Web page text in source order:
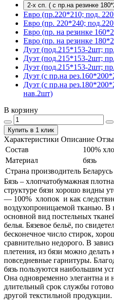
2-х сп. ( с пр.на резинке
Евро (пр.220*210; под.
Евро (пр. 220*240;
Евро (пр. на резинке
Евро (пр. на резинке
Дуэт (под.215*153-2шт;
Дуэт (под.215*153-2шт;
Дуэт (под.215*153-2шт;
Дуэт (с пр.на
Дуэт (с пр.на
нав.2шт)
В корзину
Купить в 1 клик
Характеристики Описание
Состав
100%
Материал
бязь
Страна производитель Беларусь
Бязь – хлопчатобумажная
структуре бязи хорошо видны
― 100% хлопок и как
воздухопроницаемой тканью. В
основной вид постельных
белья. Бязевое бельё, по
бесконечное число стирок,
сравнительно недорого. В
плетения, из бязи можно делать
повседневные гарнитуры.
бязь пользуются наибольшим
Она одновременно элегантна и
длительный срок службы
другой текстильной продукции.